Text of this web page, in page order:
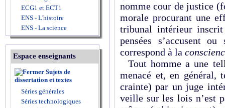
ECG1 et ECT1
ENS - L'histoire
ENS - La science
Espace enseignants
Sujets de
dissertation et textes
Séries générales
Séries technologiques
nomme cour de justice
morale procurant une
tribunal intérieur
pensées s’accusent
correspond à la
Tout homme a une
menacé et, en général,
crainte) par un juge
veille sur les lois n’est